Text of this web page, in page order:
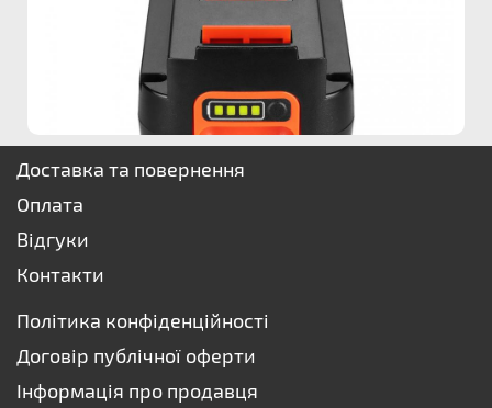
Доставка та повернення
Оплата
Відгуки
Контакти
Політика конфіденційності
Договір публічної оферти
Інформація про продавця